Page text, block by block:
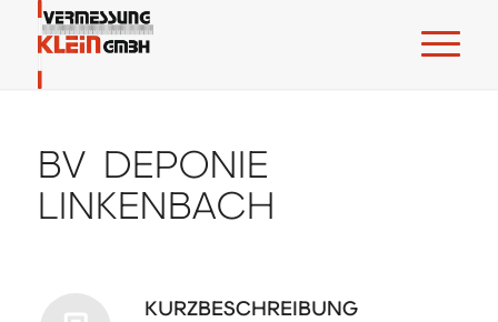
BV DEPONIE
LINKENBACH
KURZBESCHREIBUNG